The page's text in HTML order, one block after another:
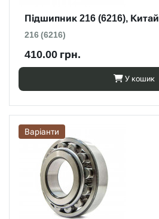
Підшипник 216 (6216), Китай
216 (6216)
410.00 грн.
У кошик
Варіанти